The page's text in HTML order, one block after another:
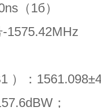
（ 1б）
-1575.42MHz
）：
；